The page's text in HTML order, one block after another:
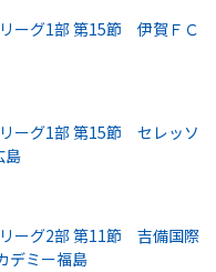
ーグ1部 第15節 伊賀ＦＣ
ーグ1部 第15節 セレッソ
島
ーグ2部 第11節 吉備国際
デミー福島